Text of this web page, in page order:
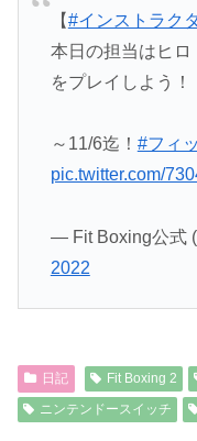
【#インストラク
本日の担当はヒロ
をプレイしよう！
～11/6迄！ #フィ
pic.twitter.com/
— Fit Boxing公式
2022
日記 Fit Boxing 2
ニンテンドースイッチ